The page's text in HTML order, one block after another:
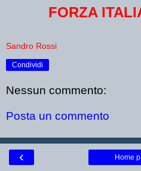
FORZA
Sandro Rossi
Condividi
Nessun commento:
Posta un commento
‹ Home